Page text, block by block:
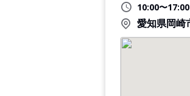
10:00〜17:00
愛知県岡崎